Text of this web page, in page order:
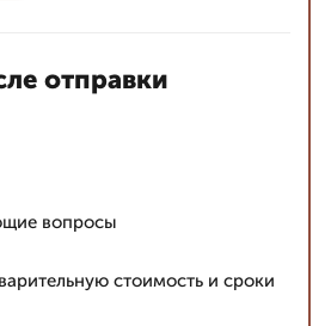
отправки
вопросы
стоимость и сроки